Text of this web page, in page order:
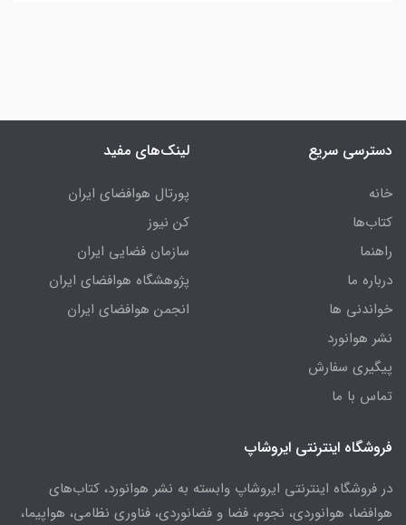
دسترسی سریع
خانه
کتاب‌ها
راهنما
درباره ما
خواندنی ها
نشر هوانورد
پیگیری سفارش
تماس با ما
لینک‌های مفید
پورتال هوافضای ایران
کن نیوز
سازمان فضایی ایران
پژوهشگاه هوافضای ایران
انجمن هوافضای ایران
فروشگاه اینترنتی ایروشاپ
در فروشگاه اینترنتی ایروشاپ وابسته به نشر هوانورد، کتاب‌های
هوافضا، هوانوردی، نجوم، فضا و فضانوردی، فناوری نظامی، هواپیما،